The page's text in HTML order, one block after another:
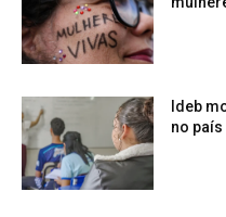
Ideb
no país